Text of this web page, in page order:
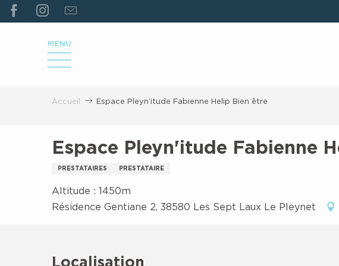
ALLER
AU
PRINCIPAL
MENU
Accueil Espace Pleyn'itude Fabienne Helip Bien être
Espace Pleyn'itude Fabienne
PRESTATAIRES PRESTATAIRE
Altitude : 1450m
Résidence Gentiane 2, 38580 Les Sept Laux Le Pleynet
Localisation